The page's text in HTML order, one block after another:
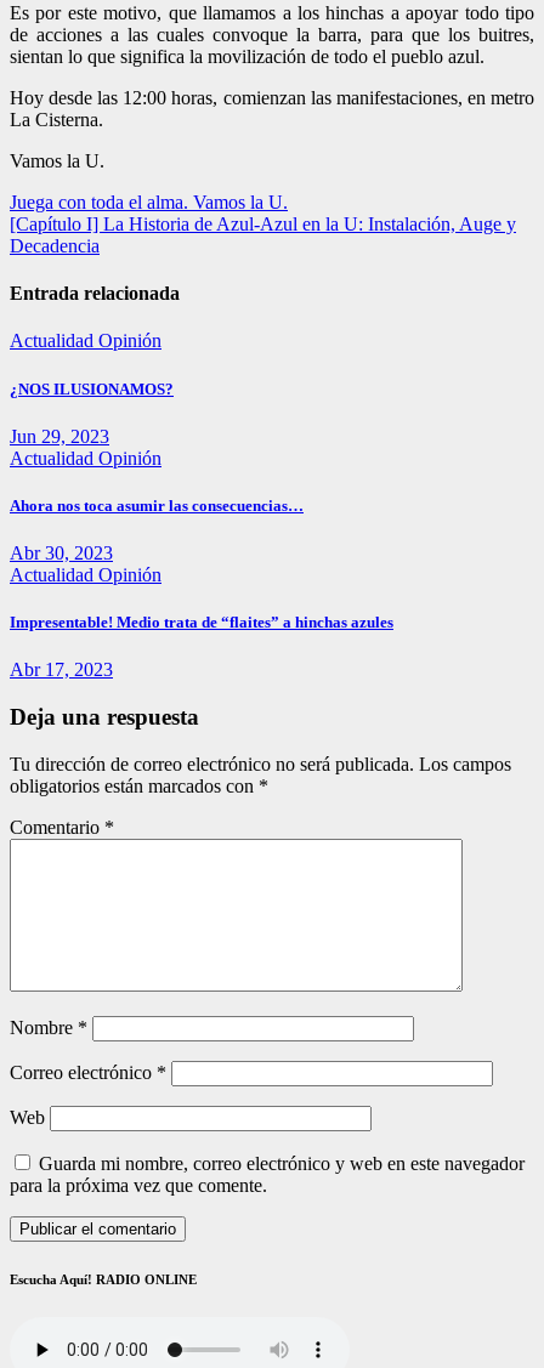
Es por este motivo, que llamamos a los hinchas a apoyar todo tipo
de acciones a las cuales convoque la barra, para que los buitres,
sientan lo que significa la movilización de todo el pueblo azul.
Hoy desde las 12:00 horas, comienzan las manifestaciones, en metro
La Cisterna.
Vamos la U.
Navegación
de
Juega con toda el alma. Vamos la U.
[Capítulo I] La Historia de Azul-Azul en la U: Instalación, Auge y
Decadencia
Entrada relacionada
Actualidad Opinión
¿NOS ILUSIONAMOS?
Jun 29, 2023
Actualidad Opinión
Ahora nos toca asumir las consecuencias…
Abr 30, 2023
Actualidad Opinión
Impresentable! Medio trata de “flaites” a hinchas azules
Abr 17, 2023
Deja una respuesta
Tu dirección de correo electrónico no será publicada. Los campos
obligatorios están marcados con *
Comentario *
Nombre *
Correo electrónico *
Web
Guarda mi nombre, correo electrónico y web en este navegador
para la próxima vez que comente.
Escucha Aquí! RADIO ONLINE